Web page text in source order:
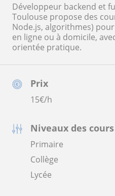
Prix
15€/h
Niveaux des cours
Primaire
Collège
Lycée
Développeur backend et
Toulouse propose des
Node.js, algorithmes)
en ligne ou à domicile,
orientée pratique.